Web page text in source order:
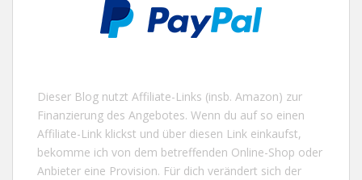
Dieser Blog nutzt Affiliate-Links (insb. Amazon) zur
Finanzierung des Angebotes. Wenn du auf so einen
Affiliate-Link klickst und über diesen Link einkaufst,
bekomme ich von dem betreffenden Online-Shop oder
Anbieter eine Provision. Für dich verändert sich der